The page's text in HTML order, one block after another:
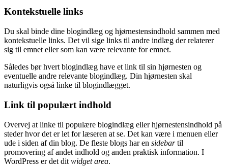
Kontekstuelle links
Du skal binde dine blogindlæg og hjørnestensindhold sammen med
kontekstuelle links. Det vil sige links til andre indlæg der relaterer
sig til emnet eller som kan være relevante for emnet.
Således bør hvert blogindlæg have et link til sin hjørnesten og
eventuelle andre relevante blogindlæg. Din hjørnesten skal
naturligvis også linke til blogindlægget.
Link til populært indhold
Overvej at linke til populære blogindlæg eller hjørnestensindhold på
steder hvor det er let for læseren at se. Det kan være i menuen eller
ude i siden af din blog. De fleste blogs har en sidebartil
promovering af andet indhold og anden praktisk information. I
WordPress er det dit widget area.